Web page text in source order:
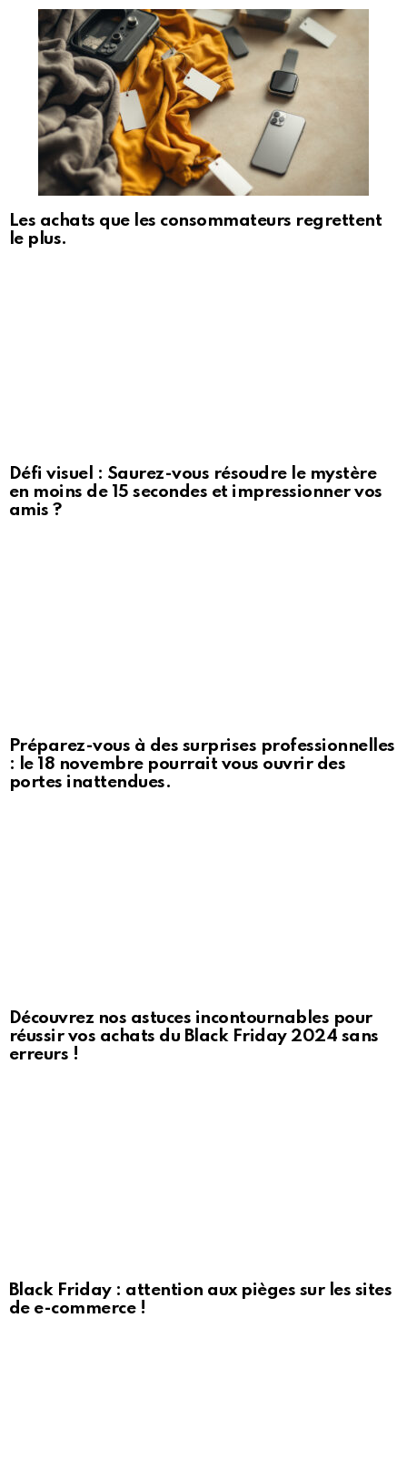
Les achats que les consommateurs regrettent
le plus.
Défi visuel : Saurez-vous résoudre le mystère
en moins de 15 secondes et impressionner vos
amis ?
Préparez-vous à des surprises professionnelles
: le 18 novembre pourrait vous ouvrir des
portes inattendues.
Découvrez nos astuces incontournables pour
réussir vos achats du Black Friday 2024 sans
erreurs !
Black Friday : attention aux pièges sur les sites
de e-commerce !